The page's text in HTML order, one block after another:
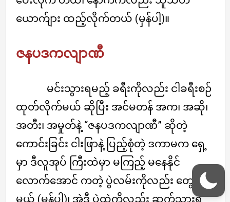
ယောက်ျား ထည့်လိုက်တယ် (မှန်ပါ့)။
ဇနပဒကလျာဏီ
မင်းသွားရမည့် ခရီးကိုလည်း ငါခရီးစဉ်
ထုတ်လိုက်မယ် ဆိုပြီး အင်မတန် အက၊ အဆို၊
အတီး၊ အမှုတ်နဲ့ “ဇနပဒကလျာဏီ” ဆိုတဲ့
ကောင်းခြင်း ငါးဖြာနဲ့ ပြည့်စုံတဲ့ ဒကာမက ရှေ့
မှာ ဒီလူအုပ် ကြီးထဲမှာ မကြည့် မနေနိုင်
လောက်အောင် ကတဲ့ ပွဲလမ်းကိုလည်း တွေ့လိမ့်
မယ် (မှန်ပါ့)၊ အဲဒီ ပွဲထဲကိုလည်း ဆက်သွားရ